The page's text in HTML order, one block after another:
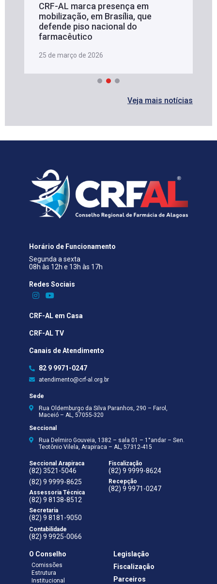
CRF-AL marca presença em
mobilização, em Brasília, que
defende piso nacional do
farmacêutico
25 de março de 2026
Veja mais notícias
Horário de Funcionamento
Segunda a sexta
08h às 12h e 13h às 17h
Redes Sociais​
CRF-AL em Casa
CRF-AL TV
Canais de Atendimento
82 9 9971-0247
atendimento@crf-al.org.br
Sede
Rua Oldemburgo da Silva Paranhos, 290 – Farol,
Maceió – AL, 57055-320
Seccional
Rua Delmiro Gouveia, 1382 – sala 01 – 1°andar – Sen.
Teotônio Vilela, Arapiraca – AL, 57312-415
Seccional Arapiraca
(82) 3521-5046
(82) 9 9999-8625
Assessoria Técnica
(82) 9 8138-8512
Secretaria
(82) 9 8181-9050
Contabilidade
(82) 9 9925-0066
Fiscalização
(82) 9 9999-8624
Recepção
(82) 9 9971-0247
O Conselho
Comissões
Estrutura
Institucional
Legislação
Fiscalização
Parceiros